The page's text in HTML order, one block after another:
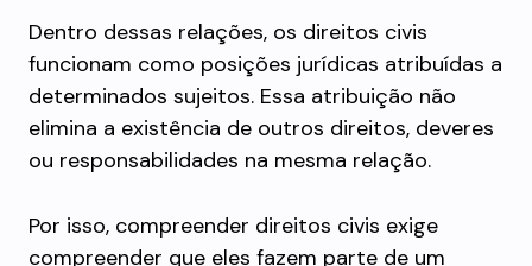
Dentro dessas relações, os direitos civis
funcionam como posições jurídicas atribuídas a
determinados sujeitos. Essa atribuição não
elimina a existência de outros direitos, deveres
ou responsabilidades na mesma relação.
Por isso, compreender direitos civis exige
compreender que eles fazem parte de um